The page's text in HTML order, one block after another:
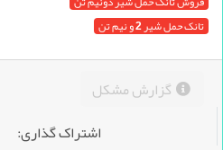
تانک حمل شیر 2 و نیم تن
گزارش مشکل
اشتراک گذاری: